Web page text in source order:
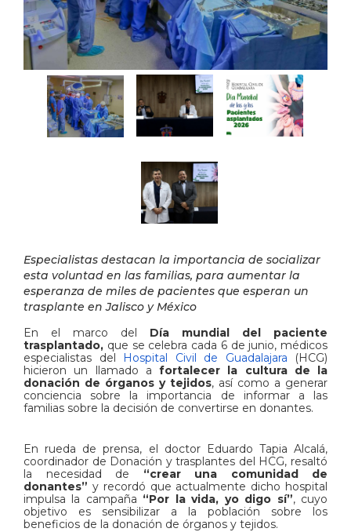
Especialistas destacan la importancia de socializar
esta voluntad en las familias, para aumentar la
esperanza de miles de pacientes que esperan un
trasplante en Jalisco y México
En el marco del Día mundial del paciente
trasplantado, que se celebra cada 6 de junio, médicos
especialistas del
Hospital Civil de Guadalajara (HCG)
hicieron un llamado a fortalecer la cultura de la
donación de órganos y tejidos, así como a generar
conciencia sobre la importancia de informar a las
familias sobre la decisión de convertirse en donantes.
En rueda de prensa, el doctor Eduardo Tapia Alcalá,
coordinador de Donación y trasplantes del HCG, resaltó
la necesidad de “crear una comunidad de
donantes” y recordó que actualmente dicho hospital
impulsa la campaña “Por la vida, yo digo sí”, cuyo
objetivo es sensibilizar a la población sobre los
beneficios de la donación de órganos y tejidos.